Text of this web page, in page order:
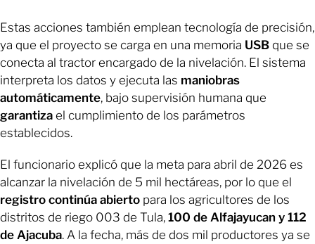
Estas acciones también emplean tecnología de precisión,
ya que el proyecto se carga en una memoria USB que se
conecta al tractor encargado de la nivelación. El sistema
interpreta los datos y ejecuta las maniobras
automáticamente, bajo supervisión humana que
garantiza el cumplimiento de los parámetros
establecidos.
El funcionario explicó que la meta para abril de 2026 es
alcanzar la nivelación de 5 mil hectáreas, por lo que el
registro continúa abierto para los agricultores de los
distritos de riego 003 de Tula, 100 de Alfajayucan y 112
de Ajacuba. A la fecha, más de dos mil productores ya se